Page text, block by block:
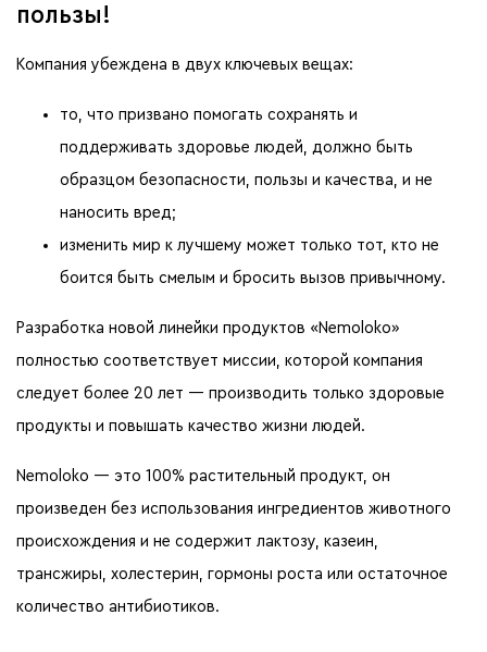
пользы!
Компания убеждена в двух ключевых вещах:
то, что призвано помогать сохранять и
поддерживать здоровье людей, должно быть
образцом безопасности, пользы и качества, и не
наносить вред;
изменить мир к лучшему может только тот, кто не
боится быть смелым и бросить вызов привычному.
Разработка новой линейки продуктов «Nemoloko»
полностью соответствует миссии, которой компания
следует более 20 лет — производить только здоровые
продукты и повышать качество жизни людей.
Nemoloko — это 100% растительный продукт, он
произведен без использования ингредиентов животного
происхождения и не содержит лактозу, казеин,
трансжиры, холестерин, гормоны роста или остаточное
количество антибиотиков.